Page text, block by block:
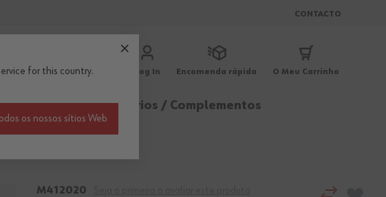
CONTACTO
Log In Encomenda rápida O Meu Carrinho
térmicaAcessórios / Complementos
M412020
for this country.
os nossos sítios Web